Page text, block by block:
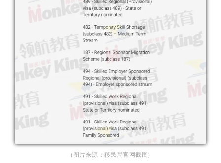
（图片来源：移民局官网截图）